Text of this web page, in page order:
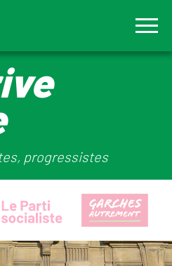
progressistes